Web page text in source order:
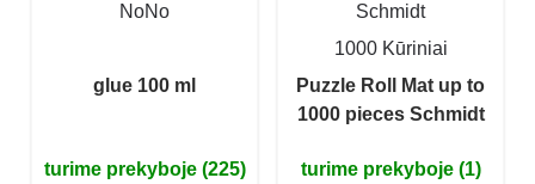
NoNo
glue 100 ml
turime prekyboje (225)
Schmidt
1000 Kūriniai
Puzzle Roll Mat up to
1000 pieces Schmidt
turime prekyboje (1)